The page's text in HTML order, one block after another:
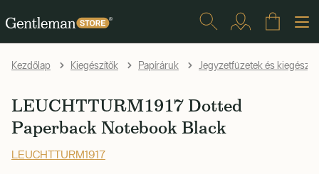
Kezdőlap Kiegészítők Papíráruk Jegyzetfüzetek és
LEUCHTTURM1917 Dotted
Paperback Notebook Black
LEUCHTTURM1917